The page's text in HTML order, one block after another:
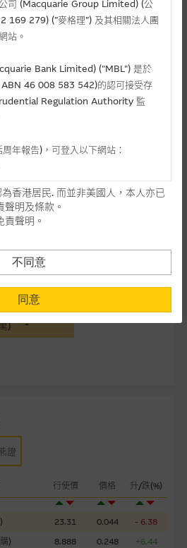
(+)資金流入 (-)資金流出
-
-
) -
證
行使價 價格 升/跌(%)
) 23.31 0.044
- 6.38
) 8.888 0.248
+6.44
司 (Macquarie Group Limited) (公
169 279) (”麥格理”) 及其相關法人團
站。
Bank Limited) ("MBL") 是於
ABN 46 008 583 542)的認可接受存
Regulation Authority 監
年報告)，可登入以下網站：
，而不作另行通知，如閣下欲取麥格
團職員。
美國人。本網站內容無意要約或唆使
其他投資工具(不論在參考條款上或在
意圖的個別段落則屬例外。
使用時請考慮個人風險
所有網站內容，故就閣下的目的而
料或分析是基於我們相信的假設及參
不保證該類報價單、公開資料或分析
不作陳述，亦不保證任何所示的指示
去業績並不保證將來表現。網站內容
可靠之來源，且均以真誠提供，然
香港居民. 而並非美國人，本人亦已
明及條款。
聲明。
不同意
同意